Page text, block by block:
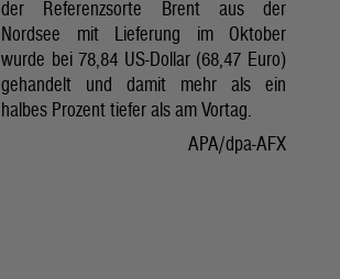
der Referenzsorte Brent aus der
Nordsee mit Lieferung im Oktober
wurde bei 78,84 US-Dollar (68,47 Euro)
gehandelt und damit mehr als ein
halbes Prozent tiefer als am Vortag.
APA/dpa-AFX